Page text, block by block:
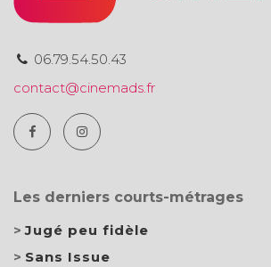
06.79.54.50.43
contact@cinemads.fr
Les derniers courts-métrages
Jugé peu fidèle
Sans Issue